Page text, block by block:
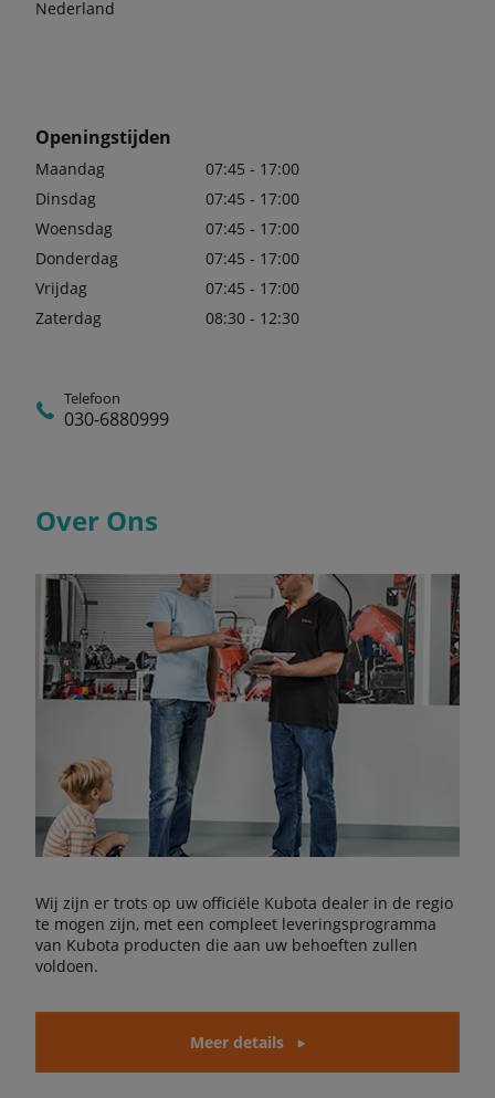
Nederland
Openingstijden
Maandag
07:45 - 17:00
Dinsdag
07:45 - 17:00
Woensdag
07:45 - 17:00
Donderdag
07:45 - 17:00
Vrijdag
07:45 - 17:00
Zaterdag
08:30 - 12:30
Telefoon
030-6880999
Over Ons
Wij zijn er trots op uw officiële Kubota dealer in de regio
te mogen zijn, met een compleet leveringsprogramma
van Kubota producten die aan uw behoeften zullen
voldoen.
Meer details